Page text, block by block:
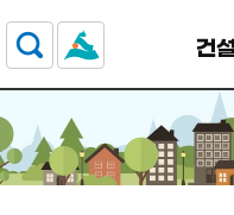
주요 메뉴로 건너뛰기
본문으로가기
건